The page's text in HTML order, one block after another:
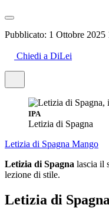
Pubblicato: 1 Ottobre 2025
Chiedi a DiLei
IPA
Letizia di Spagna
Letizia di Spagna Mango
Letizia di Spagna lascia il
lezione di stile.
Letizia di